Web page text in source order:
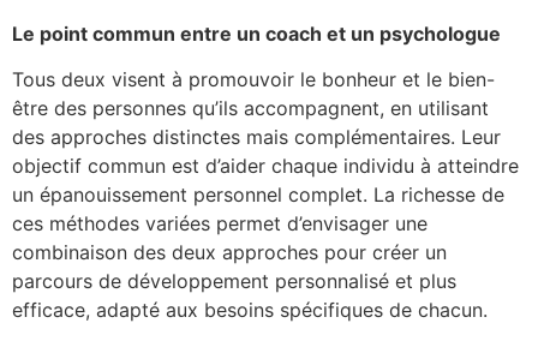
Le point commun entre un coach et un psychologue
Tous deux visent à promouvoir le bonheur et le bien-
être des personnes qu’ils accompagnent, en utilisant
des approches distinctes mais complémentaires. Leur
objectif commun est d’aider chaque individu à atteindre
un épanouissement personnel complet. La richesse de
ces méthodes variées permet d’envisager une
combinaison des deux approches pour créer un
parcours de développement personnalisé et plus
efficace, adapté aux besoins spécifiques de chacun.